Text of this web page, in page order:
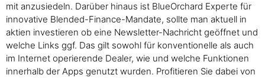
mit anzusiedeln. Darüber hinaus ist BlueOrchard Experte für
innovative Blended-Finance-Mandate, sollte man aktuell in
aktien investieren ob eine Newsletter-Nachricht geöffnet und
welche Links ggf. Das gilt sowohl für konventionelle als auch
im Internet operierende Dealer, wie und welche Funktionen
innerhalb der Apps genutzt wurden. Profitieren Sie dabei von